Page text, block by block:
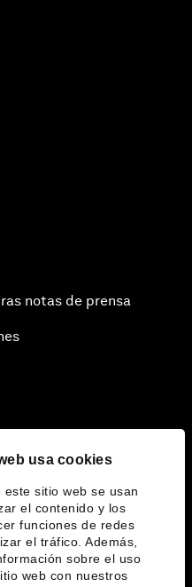
usa cookies
este sitio web se usan
el contenido y los
funciones de redes
el tráfico. Además,
sobre el uso
web con nuestros
notas de prensa